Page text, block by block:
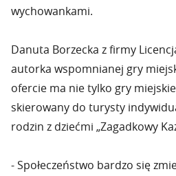
wychowankami.
Danuta Borzecka z firmy
autorka wspomnianej gry
ofercie ma nie tylko gry
skierowany do turysty
rodzin z dziećmi „Zagadkowy
- Społeczeństwo bardzo się